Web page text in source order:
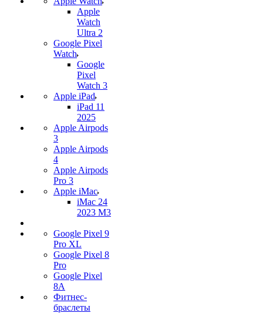
Apple
Watch
Ultra 2
Google Pixel
Watch
Google
Pixel
Watch 3
Apple iPad
iPad 11
2025
Apple Airpods
3
Apple Airpods
4
Apple Airpods
Pro 3
Apple iMac
iMac 24
2023 M3
Google Pixel 9
Pro XL
Google Pixel 8
Pro
Google Pixel
8A
Фитнес-
браслеты